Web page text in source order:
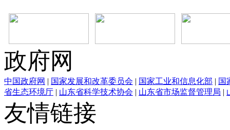
政府网
中国政府网 | 国家发展和改革委员会 | 国家工业和信息化部 | 国
省生态环境厅 | 山东省科学技术协会 | 山东省市场监督管理局 |
友情链接